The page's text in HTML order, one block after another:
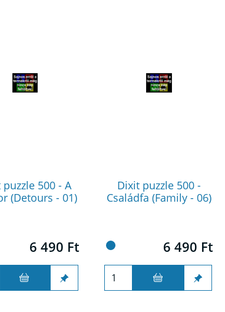
500 - A
(Detours - 01)
6 490 Ft
Dixit puzzle 500 -
Családfa (Family - 06)
6 490 Ft